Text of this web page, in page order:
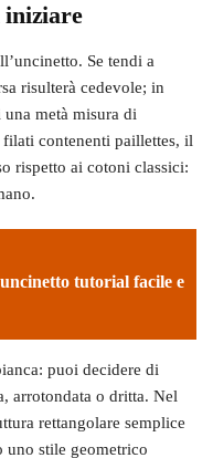
iniziare
Se tendi a
risulterà cedevole; in
metà misura di
contenenti paillettes, il
rispetto ai cotoni classici:
tutorial facile e
puoi decidere di
arrotondata o dritta. Nel
rettangolare semplice
uno stile geometrico